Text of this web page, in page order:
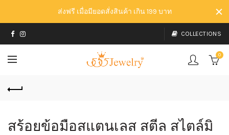
ส่งฟรี เมื่อมียอดสั่งสินค้า เกิน 199 บาท
COLLECTIONS
0
สร้อยข้อมือสแตนเลส สตีล สไตล์มิ